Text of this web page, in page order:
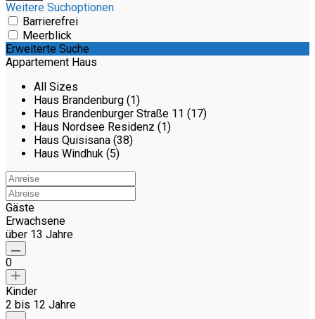
Weitere Suchoptionen
Barrierefrei
Meerblick
Erweiterte Suche
Appartement Haus
All Sizes
Haus Brandenburg (1)
Haus Brandenburger Straße 11 (17)
Haus Nordsee Residenz (1)
Haus Quisisana (38)
Haus Windhuk (5)
Gäste
Erwachsene
über 13 Jahre
0
Kinder
2 bis 12 Jahre